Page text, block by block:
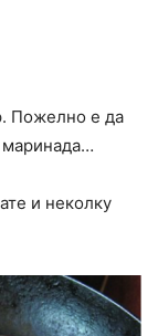
Пожелно е да
маринада…
и неколку